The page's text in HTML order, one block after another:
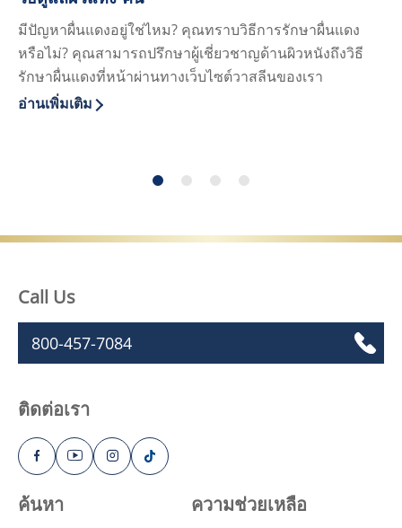
มีปัญหาผื่นแดงอยู่ใช่ไหม? คุณทราบวิธีการรักษาผื่นแดง
หรือไม่? คุณสามารถปรึกษาผู้เชี่ยวชาญด้านผิวหนังถึงวิธี
รักษาผื่นแดงที่หน้าผ่านทางเว็บไซต์วาสลีนของเรา
Discover more about วิธีดูแลผิวแห้ง-คัน
อ่านเพิ่มเติม
ค้นหา ความช่วยเหลือ
Call Us
800-457-7084
ติดต่อเรา